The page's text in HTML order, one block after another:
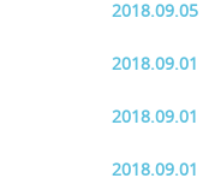
2018.09.05
2018.09.01
2018.09.01
2018.09.01